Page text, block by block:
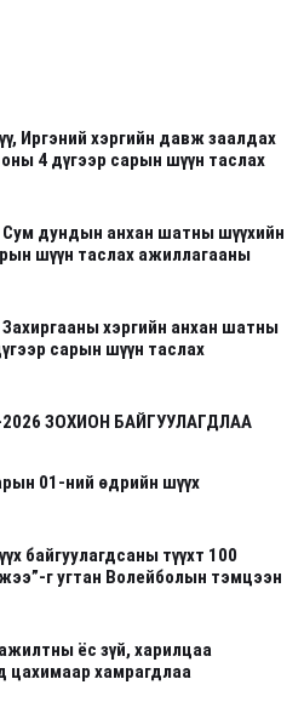
Иргэний хэргийн давж заалдах
4 дүгээр сарын шүүн таслах
Сум дундын анхан шатны шүүхийн
шүүн таслах ажиллагааны
хэргийн анхан шатны
сарын шүүн таслах
ЗОХИОН БАЙГУУЛАГДЛАА
01-ний өдрийн шүүх
байгуулагдсаны түүхт 100
г угтан Волейболын тэмцээн
ёс зүй, харилцаа
цахимаар хамрагдлаа